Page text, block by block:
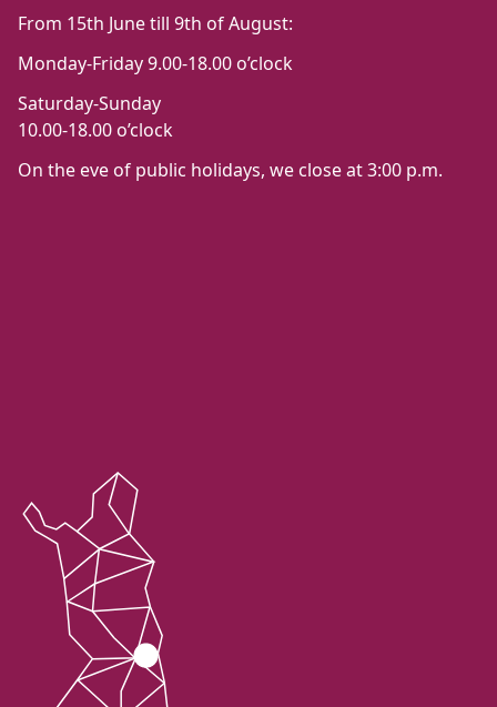
From 15th June till 9th of August:
Monday-Friday 9.00-18.00 o’clock
Saturday-Sunday
10.00-18.00 o’clock
On the eve of public holidays, we close at 3:00 p.m.